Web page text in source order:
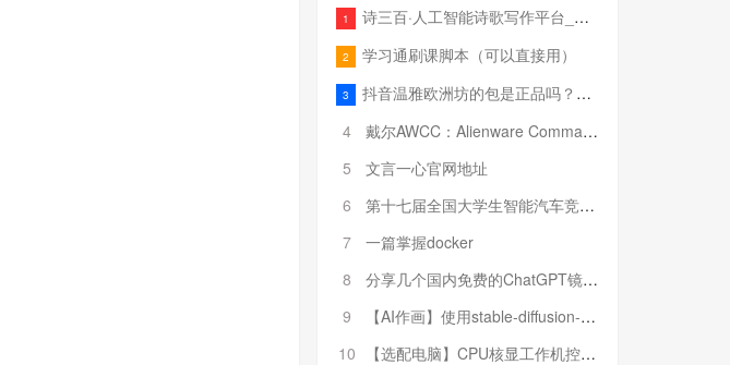
1 诗三百·人工智能诗歌写作平台_在线作诗机_藏头诗生成器_电脑对联_姓名作诗
2 学习通刷课脚本（可以直接用）
3
抖音温雅欧洲坊的包是正品吗？温雅卖的包为啥那么便宜？
4
戴尔AWCC：Alienware Command Center 故障排除方法，里面附有超全详解呦，快来快来，欢迎观看~
5
文言一心官网地址
6
第十七届全国大学生智能汽车竞赛全国总决赛参赛队伍奖项公告
7
一篇掌握docker
8
分享几个国内免费的ChatGPT镜像网址(亲测有效-4月25日更新)
9
【AI作画】使用stable-diffusion-webui搭建AI作画平台
10
【选配电脑】CPU核显工作机控制预算5000